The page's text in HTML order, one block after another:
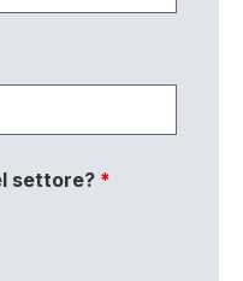
settore? *